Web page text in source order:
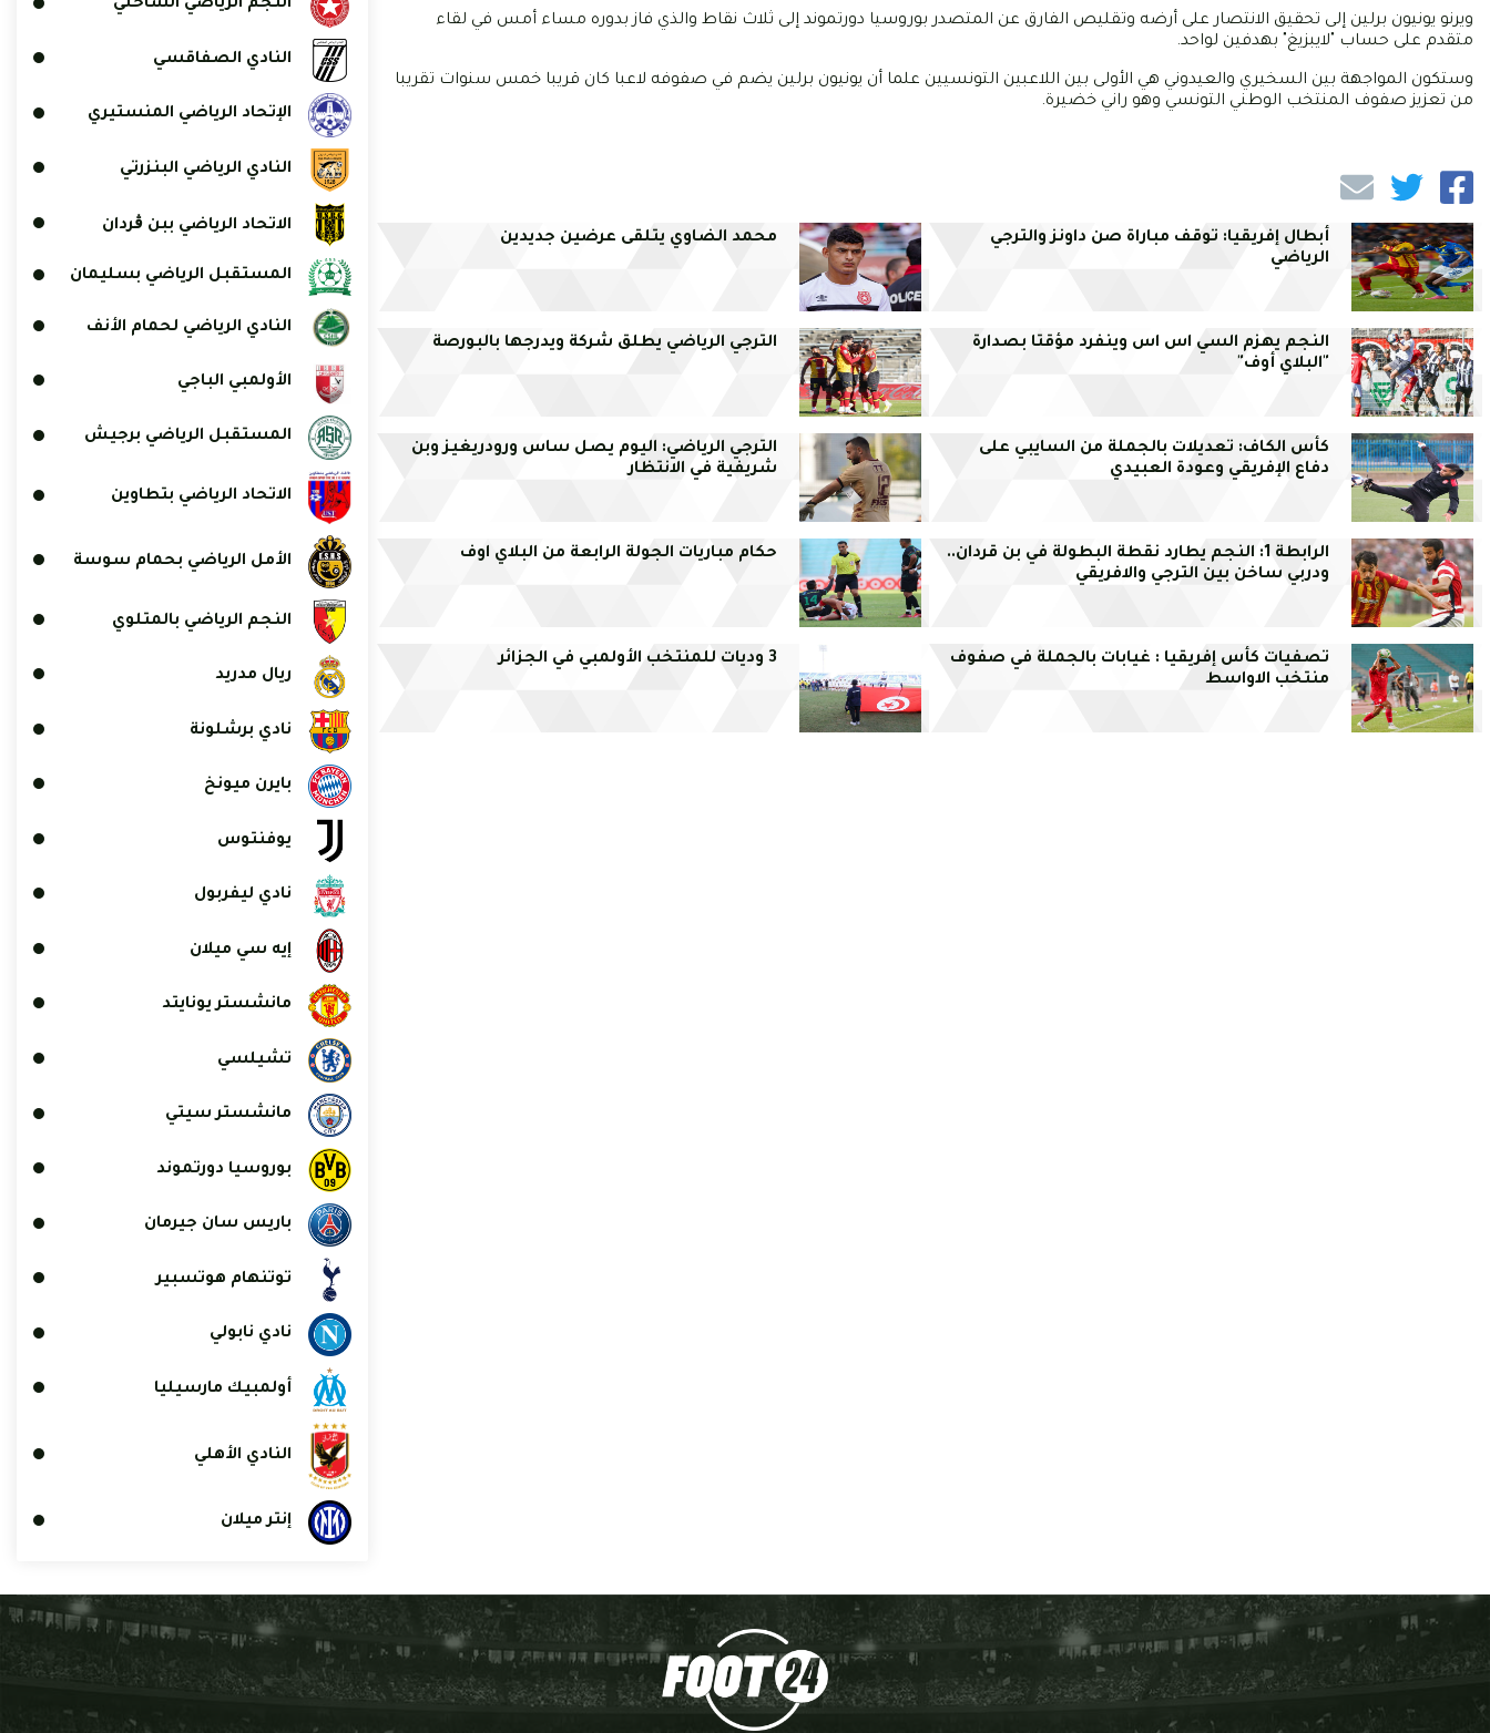
ويرنو يونيون برلين إلى تحقيق الانتصار على أرضه وتقليص الفارق عن المتصدر بوروسيا دورتموند إلى ثلاث نقاط والذي فاز بدوره مساء أمس في لقاء
متقدم على حساب "لايبزيغ" بهدفين لواحد.
وستكون المواجهة بين السخيري والعيدوني هي الأولى بين اللاعبين التونسيين علما أن يونيون برلين يضم في صفوفه لاعبا كان قريبا خمس سنوات تقريبا
من تعزيز صفوف المنتخب الوطني التونسي وهو راني خضيرة.
أبطال إفريقيا: توقف مباراة صن داونز والترجي
الرياضي
محمد الضاوي يتلقى عرضين جديدين
النجم يهزم السي اس اس وينفرد مؤقتا بصدارة
"البلاي أوف"
الترجي الرياضي يطلق شركة ويدرجها بالبورصة
كأس الكاف: تعديلات بالجملة من السايبي على
دفاع الإفريقي وعودة العبيدي
الترجي الرياضي: اليوم يصل ساس ورودريغيز وبن
شريفية في الانتظار
الرابطة 1: النجم يطارد نقطة البطولة في بن قردان..
ودربي ساخن بين الترجي والافريقي
حكام مباريات الجولة الرابعة من البلاي اوف
تصفيات كأس إفريقيا : غيابات بالجملة في صفوف
منتخب الاواسط
3 وديات للمنتخب الأولمبي في الجزائر
النجم الرياضي الساحلي
النادي الصفاقسي
الإتحاد الرياضي المنستيري
النادي الرياضي البنزرتي
الاتحاد الرياضي ببن ڨردان
المستقبل الرياضي بسليمان
النادي الرياضي لحمام الأنف
الأولمبي الباجي
المستقبل الرياضي برجيش
الاتحاد الرياضي بتطاوين
الأمل الرياضي بحمام سوسة
النجم الرياضي بالمتلوي
ريال مدريد
نادي برشلونة
بايرن ميونخ
يوفنتوس
نادي ليفربول
إيه سي ميلان
مانشستر يونايتد
تشيلسي
مانشستر سيتي
بوروسيا دورتموند
باريس سان جيرمان
توتنهام هوتسبير
نادي نابولي
أولمبيك مارسيليا
النادي الأهلي
إنتر ميلان